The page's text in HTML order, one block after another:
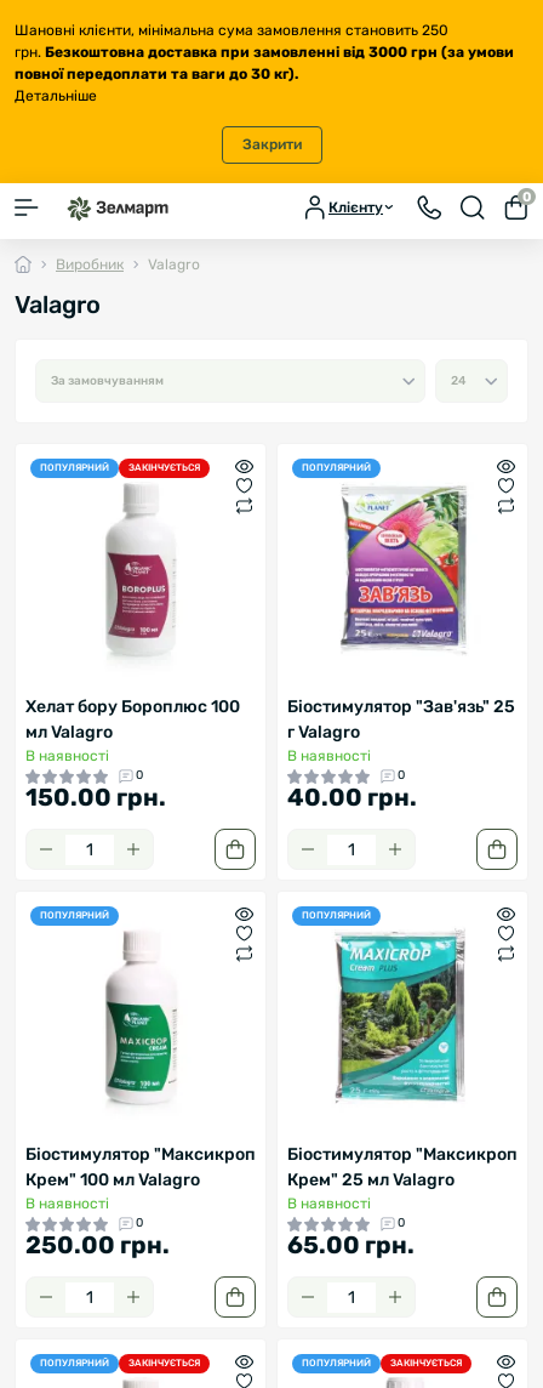
Шановні клієнти, мінімальна сума замовлення становить 250
грн. Безкоштовна доставка при замовленні від 3000 грн (за умови
повної передоплати та ваги до 30 кг).
Детальніше
Закрити
Клієнту
0
Виробник Valagro
Valagro
ПОПУЛЯРНИЙ ЗАКІНЧУЄТЬСЯ
Хелат бору Бороплюс 100
мл Valagro
В наявності
0
150.00 грн.
ПОПУЛЯРНИЙ
Біостимулятор "Зав'язь" 25
г Valagro
В наявності
0
40.00 грн.
ПОПУЛЯРНИЙ
Біостимулятор "Максикроп
Крем" 100 мл Valagro
В наявності
0
250.00 грн.
ПОПУЛЯРНИЙ
Біостимулятор "Максикроп
Крем" 25 мл Valagro
В наявності
0
65.00 грн.
ПОПУЛЯРНИЙ ЗАКІНЧУЄТЬСЯ ПОПУЛЯРНИЙ ЗАКІНЧУЄТЬСЯ